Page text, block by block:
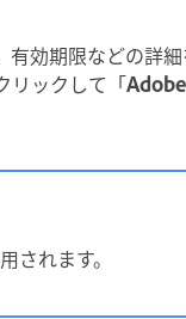
効期限などの詳
リックして「
されます。